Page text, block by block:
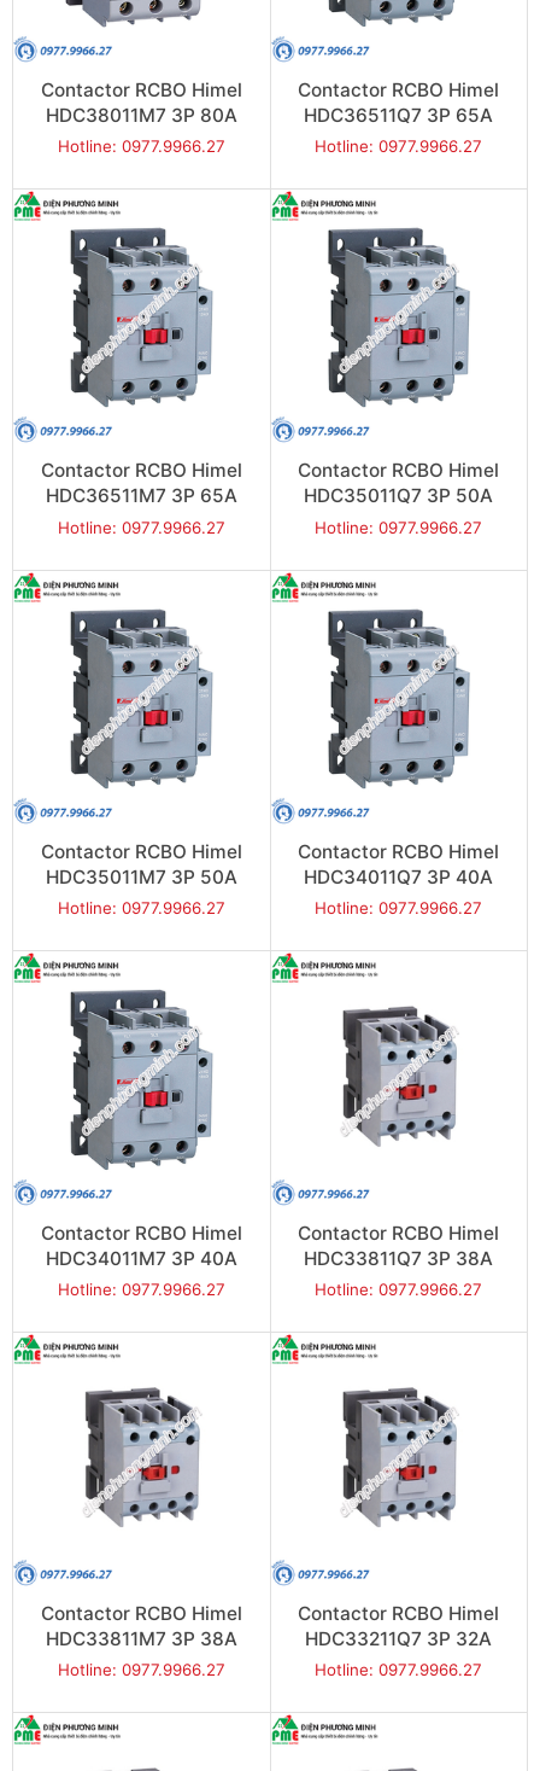
Contactor RCBO Himel
HDC38011M7 3P 80A
37kW
Hotline: 0977.9966.27
Contactor RCBO Himel
HDC36511Q7 3P 65A
30kW
Hotline: 0977.9966.27
Contactor RCBO Himel
HDC36511M7 3P 65A
30kW
Hotline: 0977.9966.27
Contactor RCBO Himel
HDC35011Q7 3P 50A
22kW
Hotline: 0977.9966.27
Contactor RCBO Himel
HDC35011M7 3P 50A
22kW
Hotline: 0977.9966.27
Contactor RCBO Himel
HDC34011Q7 3P 40A
18.5kW
Hotline: 0977.9966.27
Contactor RCBO Himel
HDC34011M7 3P 40A
18.5kW
Hotline: 0977.9966.27
Contactor RCBO Himel
HDC33811Q7 3P 38A
18kW
Hotline: 0977.9966.27
Contactor RCBO Himel
HDC33811M7 3P 38A
18kW
Hotline: 0977.9966.27
Contactor RCBO Himel
HDC33211Q7 3P 32A
15kW
Hotline: 0977.9966.27